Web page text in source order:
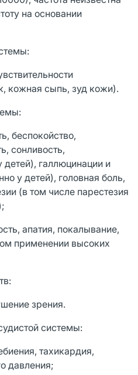
на основании
кожная сыпь, зуд кожи).
беспокойство,
сонливость,
галлюцинации и
у детей), головная боль,
(в том числе парестезия
апатия, покалывание,
применении высоких
зрения.
системы:
тахикардия,
давления;